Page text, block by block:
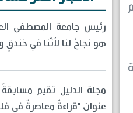
رئيس جامعة المصطفى
هو نجاحٌ لنا لأنّنا في خندقٍ
مجلة الدليل تقيم
عنوان "قراءةٌ معاصرةٌ في